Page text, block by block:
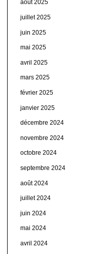
août 2025
juillet 2025
juin 2025
mai 2025
avril 2025
mars 2025
février 2025
janvier 2025
décembre 2024
novembre 2024
octobre 2024
septembre 2024
août 2024
juillet 2024
juin 2024
mai 2024
avril 2024